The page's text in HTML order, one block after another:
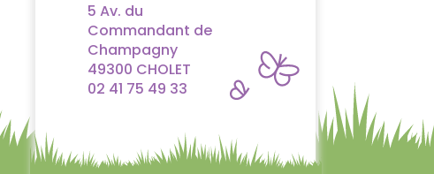
5 Av. du
Commandant de
Champagny
49300 CHOLET
02 41 75 49 33